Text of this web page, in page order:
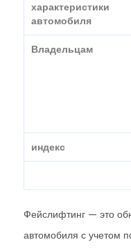
характеристики
автомобиля
Владельцам
индекс
Фейслифтинг — это
автомобиля с учетом